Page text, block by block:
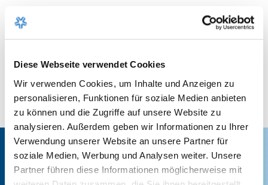
Diese Webseite verwendet Cookies
Wir verwenden Cookies, um Inhalte und Anzeigen zu
personalisieren, Funktionen für soziale Medien anbieten
zu können und die Zugriffe auf unsere Website zu
analysieren. Außerdem geben wir Informationen zu Ihrer
Verwendung unserer Website an unsere Partner für
soziale Medien, Werbung und Analysen weiter. Unsere
Partner führen diese Informationen möglicherweise mit
Nach oben
Aktuelles